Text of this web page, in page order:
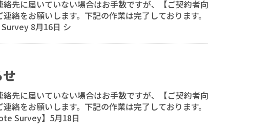
先に届いていない場合はお手数ですが、【ご契約者向
絡をお願いします。下記の作業は完了しております。
8月16日 シ
先に届いていない場合はお手数ですが、【ご契約者向
絡をお願いします。下記の作業は完了しております。
Survey】5月18日